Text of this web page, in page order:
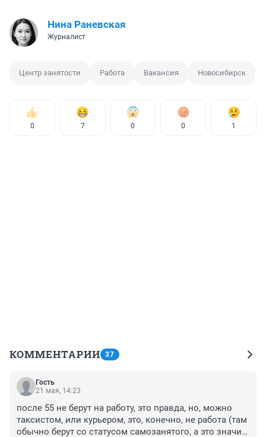
Нина Раневская
Журналист
Центр занятости Работа Вакансия Новосибирск
0 7 0 0 1
КОММЕНТАРИИ 37
Гость
21 мая, 14:23
после 55 не берут на работу, это правда, но, можно
таксистом, или курьером, это, конечно, не работа (там
обычно берут со статусом самозанятого, а это значит